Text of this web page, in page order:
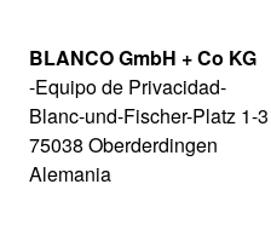
BLANCO GmbH + Co KG
-Equipo de Privacidad-
Blanc-und-Fischer-Platz 1-3
75038 Oberderdingen
Alemania